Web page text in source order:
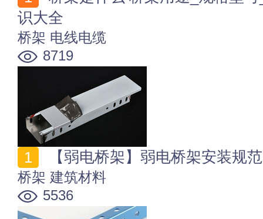
识大全
桥架 电线电缆
8719
【弱电桥架】弱电桥架安装规
桥架 建筑材料
5536